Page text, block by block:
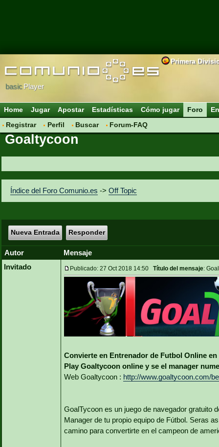
Primera
basicPlayer
Home Jugar Apostar Estadísticas Cómo jugar
Foro
Registrar
Perfil Buscar Forum-FAQ
Goaltycoon
Índice del Foro Comunio.es ->Off Topic
Nueva Entrada Responder
Autor
Mensaje
Invitado
Publicado: 27 Oct 2018 14:50 Título del mensaje:
Convierte en Entrenador de Futbol Online
Play Goaltycoon online y se el manager
Web Goaltycoon : http://www.goaltycoon.com/
GoalTycoon es un juego de navegador gratuito
Manager de tu propio equipo de Fútbol. Seras
camino para convertirte en el campeon de